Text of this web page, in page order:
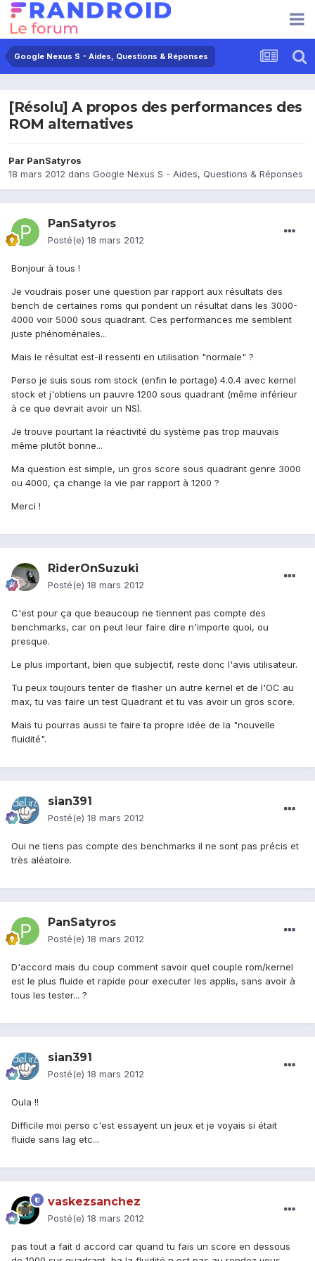
Google Nexus S - Aides, Questions & Réponses
[Résolu] A propos des performances des
ROM alternatives
Par PanSatyros
18 mars 2012 dans Google Nexus S - Aides, Questions & Réponses
PanSatyros
Posté(e) 18 mars 2012
Bonjour à tous !
Je voudrais poser une question par rapport aux résultats des
bench de certaines roms qui pondent un résultat dans les 3000-
4000 voir 5000 sous quadrant. Ces performances me semblent
juste phénoménales...
Mais le résultat est-il ressenti en utilisation "normale" ?
Perso je suis sous rom stock (enfin le portage) 4.0.4 avec kernel
stock et j'obtiens un pauvre 1200 sous quadrant (même inférieur
à ce que devrait avoir un NS).
Je trouve pourtant la réactivité du système pas trop mauvais
même plutôt bonne...
Ma question est simple, un gros score sous quadrant genre 3000
ou 4000, ça change la vie par rapport à 1200 ?
Merci !
RiderOnSuzuki
Posté(e) 18 mars 2012
C'est pour ça que beaucoup ne tiennent pas compte des
benchmarks, car on peut leur faire dire n'importe quoi, ou
presque.
Le plus important, bien que subjectif, reste donc l'avis utilisateur.
Tu peux toujours tenter de flasher un autre kernel et de l'OC au
max, tu vas faire un test Quadrant et tu vas avoir un gros score.
Mais tu pourras aussi te faire ta propre idée de la "nouvelle
fluidité".
sian391
Posté(e) 18 mars 2012
Oui ne tiens pas compte des benchmarks il ne sont pas précis et
très aléatoire.
PanSatyros
Posté(e) 18 mars 2012
D'accord mais du coup comment savoir quel couple rom/kernel
est le plus fluide et rapide pour executer les applis, sans avoir à
tous les tester... ?
sian391
Posté(e) 18 mars 2012
Oula !!
Difficile moi perso c'est essayent un jeux et je voyais si était
fluide sans lag etc...
vaskezsanchez
Posté(e) 18 mars 2012
pas tout a fait d accord car quand tu fais un score en dessous